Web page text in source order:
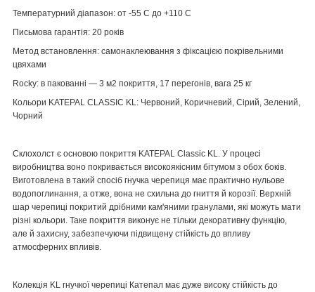
Температурний діапазон: от -55 С до +110 С
Письмова гарантія: 20 років
Метод встановлення: самонаклеювання з фіксацією покрівельними
цвяхами
Rocky: в пакованні — 3 м2 покриття, 17 перегонів, вага 25 кг
Кольори KATEPAL CLASSIC KL: Червоний, Коричневий, Сірий, Зелений,
Чорний
Склохолст є основою покриття KATEPAL Classic KL. У процесі
виробництва воно покривається високоякісним бітумом з обох боків.
Виготовлена в такий спосіб гнучка черепиця має практично нульове
водопоглинання, а отже, вона не схильна до гниття й корозії. Верхній
шар черепиці покритий дрібними кам'яними гранулами, які можуть мати
різні кольори. Таке покриття виконує не тільки декоративну функцію,
але й захисну, забезпечуючи підвищену стійкість до впливу
атмосферних впливів.
Колекція KL гнучкої черепиці Катепал має дуже високу стійкість до